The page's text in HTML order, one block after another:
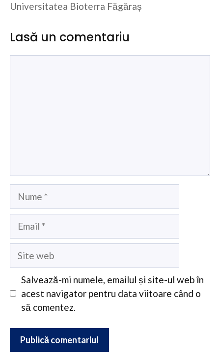
Universitatea Bioterra Făgăraș
Lasă un comentariu
web
Salvează-mi numele, emailul și site-ul web în
acest navigator pentru data viitoare când o
să comentez.